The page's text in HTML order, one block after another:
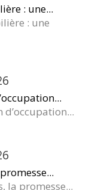
: une...
: une
la promesse...